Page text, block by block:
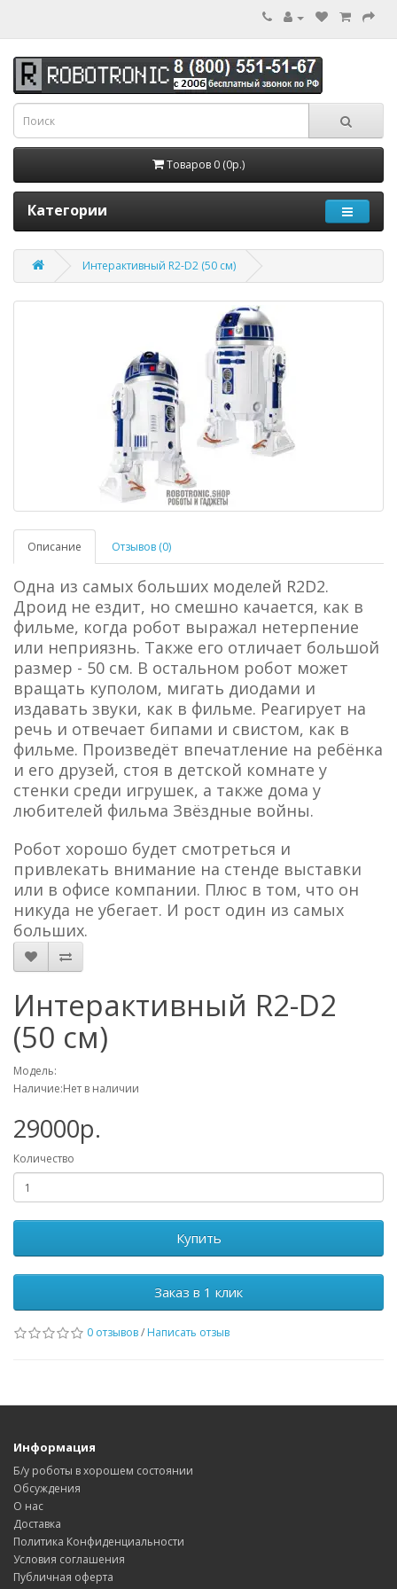
Товаров 0 (0р.)
Категории
Интерактивный R2-D2 (50 см)
Описание Отзывов (0)
Одна из самых больших моделей R2D2.
Дроид не ездит, но смешно качается, как в
фильме, когда робот выражал нетерпение
или неприязнь. Также его отличает большой
размер - 50 см. В остальном робот может
вращать куполом, мигать диодами и
издавать звуки, как в фильме. Реагирует на
речь и отвечает бипами и свистом, как в
фильме. Произведёт впечатление на ребёнка
и его друзей, стоя в детской комнате у
стенки среди игрушек, а также дома у
любителей фильма Звёздные войны.
Робот хорошо будет смотреться и
привлекать внимание на стенде выставки
или в офисе компании. Плюс в том, что он
никуда не убегает. И рост один из самых
больших.
Интерактивный R2-D2
(50 см)
Модель:
Наличие:Нет в наличии
29000р.
Количество
Купить
Заказ в 1 клик
0 отзывов/ Написать отзыв
Информация
Б/у роботы в хорошем состоянии
Обсуждения
О нас
Доставка
Политика Конфиденциальности
Условия соглашения
Публичная оферта